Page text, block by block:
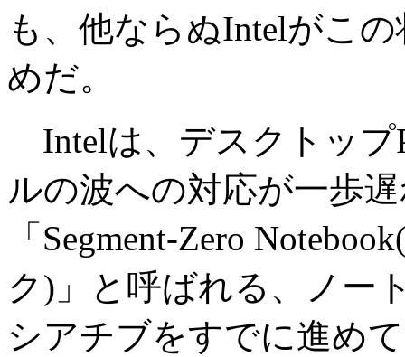
も、他ならぬIntelがこ
めだ。
Intelは、デスクトップ
ルの波への対応が一歩
「Segment-Zero
ク)」と呼ばれる、ノー
シアチブをすでに進め